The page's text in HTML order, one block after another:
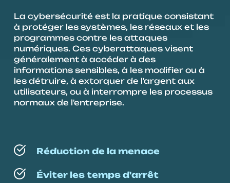
La cybersécurité est la pratique consistant
à protéger les systèmes, les réseaux et les
programmes contre les attaques
numériques. Ces cyberattaques visent
généralement à accéder à des
informations sensibles, à les modifier ou à
les détruire, à extorquer de l'argent aux
utilisateurs, ou à interrompre les processus
normaux de l'entreprise.
Réduction de la menace
Éviter les temps d'arrêt